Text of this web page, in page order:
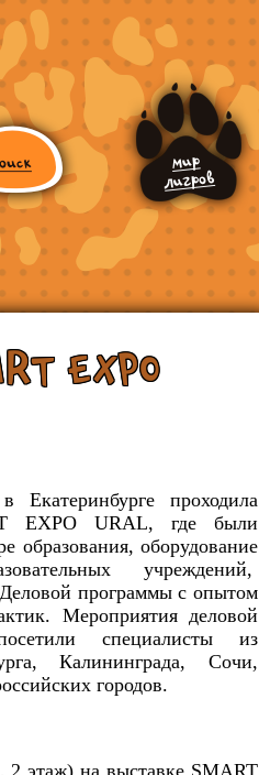
EXPO
проходила
EXPO URAL, где были
образования, оборудование
учреждений,
программы с опытом
Мероприятия деловой
специалисты из
Калининграда, Сочи,
городов.
2 этаж) на выставке SMART